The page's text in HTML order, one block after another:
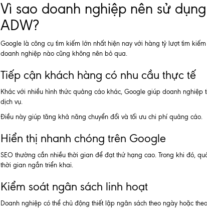
Vì sao doanh nghiệp nên sử
ADW?
Google là công cụ tìm kiếm lớn nhất hiện nay với hàng tỷ lượt tìm
doanh nghiệp nào cũng không nên bỏ qua.
Tiếp cận khách hàng có nhu cầu thực tế
Khác với nhiều hình thức quảng cáo khác, Google giúp doanh
dịch vụ.
Điều này giúp tăng khả năng chuyển đổi và tối ưu chi phí quảng cáo.
Hiển thị nhanh chóng trên Google
SEO thường cần nhiều thời gian để đạt thứ hạng cao. Trong khi đó,
thời gian ngắn triển khai.
Kiểm soát ngân sách linh hoạt
Doanh nghiệp có thể chủ động thiết lập ngân sách theo ngày hoặc